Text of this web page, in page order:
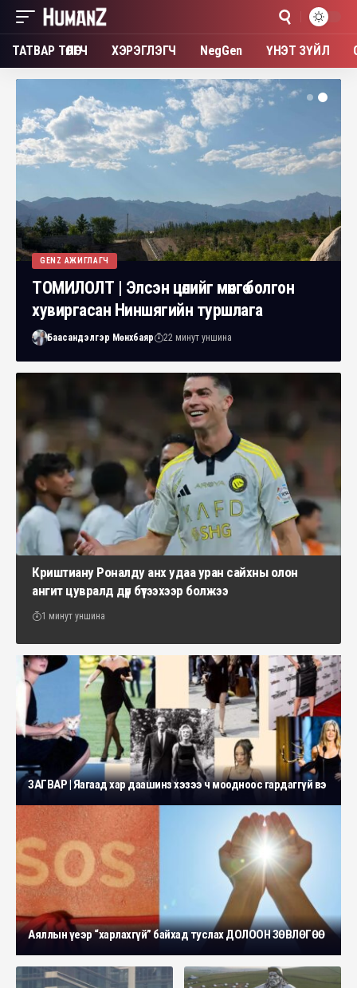
ТАТВАР ТӨЛӨГЧ ХЭРЭГЛЭГЧ NegGen ҮНЭТ ЗҮЙЛ
GENZ АЖИГЛАГЧ
ТОМИЛОЛТ | Элсэн цөлийг мөнгө болгон
хувиргасан Ниншягийн туршлага
Баасандэлгэр Мөнхбаяр 22 минут уншина
Криштиану Роналду анх удаа уран сайхны олон
ангит цувралд дүр бүтээхээр болжээ
1 минут уншина
ЗАГВАР | Яагаад хар даашинз хэзээ ч моодноос гардаггүй вэ
Аяллын үеэр “харлахгүй” байхад туслах ДОЛООН ЗӨВЛӨГӨӨ